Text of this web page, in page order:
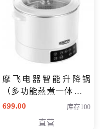
摩飞电器智能升降锅
（多功能蒸煮一体锅）
（智能升降养生锅） 会
699.00 库存100
直营